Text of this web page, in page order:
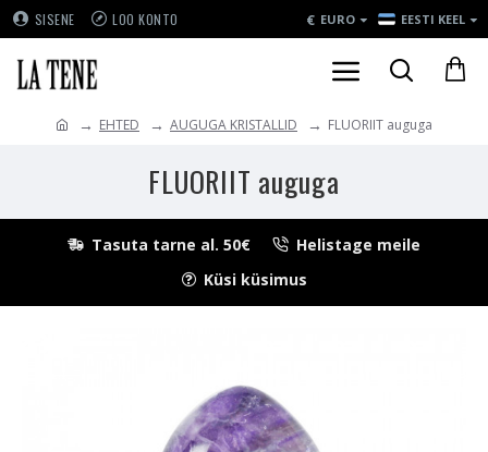
SISENE LOO KONTO € EURO EESTI KEEL
EHTED AUGUGA KRISTALLID FLUORIIT auguga
FLUORIIT auguga
Tasuta tarne al. 50€
Helistage meile
Küsi küsimus